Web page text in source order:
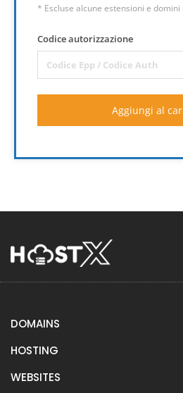
* Escluse alcune estensioni e
Codice autorizzazione
Aggiungi al
DOMAINS
HOSTING
WEBSITES